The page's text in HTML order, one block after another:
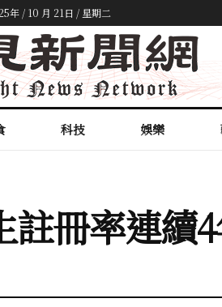
年 / 10 月 21日 / 星期二
科技 娛樂
冊率連續4